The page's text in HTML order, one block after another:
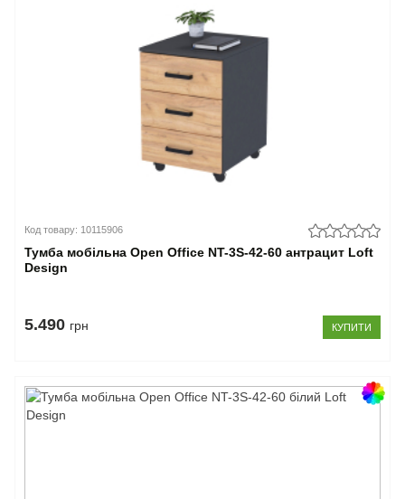
Код товару: 10115906
Тумба мобільна Open Office NT-3S-42-60 антрацит Loft
Design
5.490 грн КУПИТИ